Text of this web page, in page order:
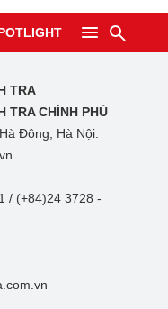
TRA
TRA CHÍNH PHỦ
Đông, Hà Nội.
/ (+84)24 3728 -